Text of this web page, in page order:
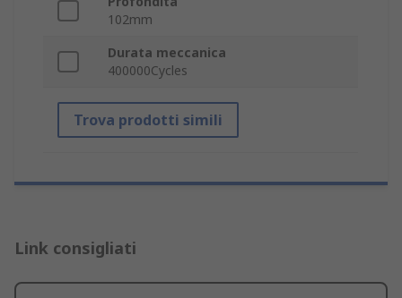
102mm
Durata meccanica
400000Cycles
Trova prodotti simili
Link consigliati